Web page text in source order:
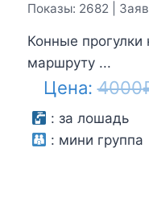
Показы: 2682 |
Конные
маршруту ...
Цена:4000
: за лошадь
: мини группа